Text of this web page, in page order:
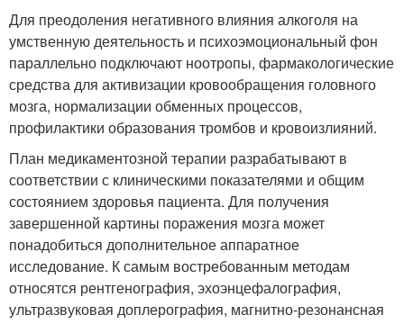
Для преодоления негативного влияния алкоголя на
умственную деятельность и психоэмоциональный фон
параллельно подключают ноотропы, фармакологические
средства для активизации кровообращения головного
мозга, нормализации обменных процессов,
профилактики образования тромбов и кровоизлияний.
План медикаментозной терапии разрабатывают в
соответствии с клиническими показателями и общим
состоянием здоровья пациента. Для получения
завершенной картины поражения мозга может
понадобиться дополнительное аппаратное
исследование. К самым востребованным методам
относятся рентгенография, эхоэнцефалография,
ультразвуковая доплерография, магнитно-резонансная